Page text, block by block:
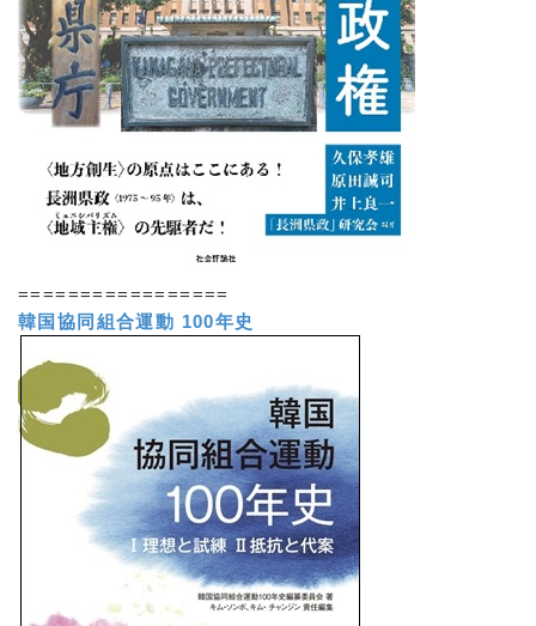
=================
韓国協同組合運動 100年史